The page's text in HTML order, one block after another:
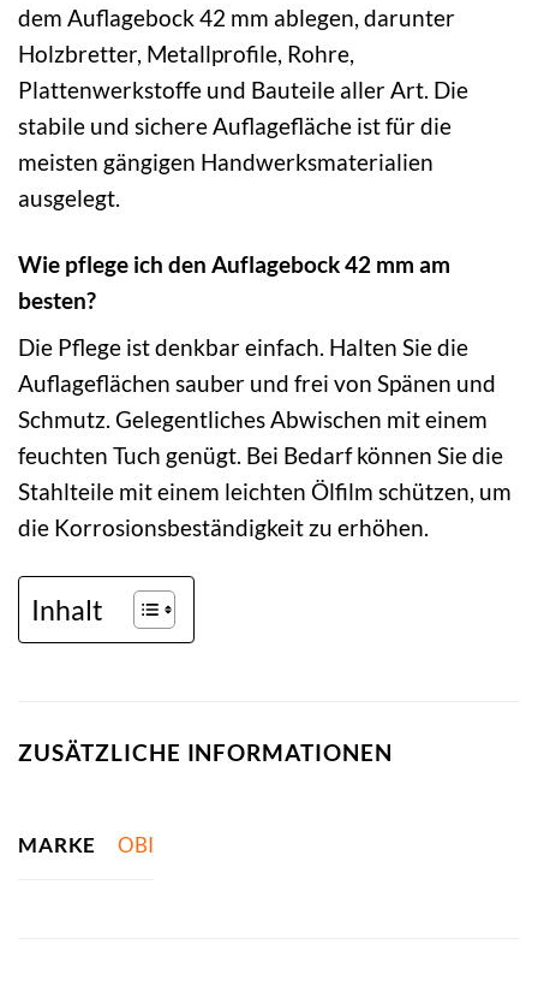
dem Auflagebock 42 mm ablegen, darunter
Holzbretter, Metallprofile, Rohre,
Plattenwerkstoffe und Bauteile aller Art. Die
stabile und sichere Auflagefläche ist für die
meisten gängigen Handwerksmaterialien
ausgelegt.
Wie pflege ich den Auflagebock 42 mm am
besten?
Die Pflege ist denkbar einfach. Halten Sie die
Auflageflächen sauber und frei von Spänen und
Schmutz. Gelegentliches Abwischen mit einem
feuchten Tuch genügt. Bei Bedarf können Sie die
Stahlteile mit einem leichten Ölfilm schützen, um
die Korrosionsbeständigkeit zu erhöhen.
Inhalt
ZUSÄTZLICHE INFORMATIONEN
MARKE OBI